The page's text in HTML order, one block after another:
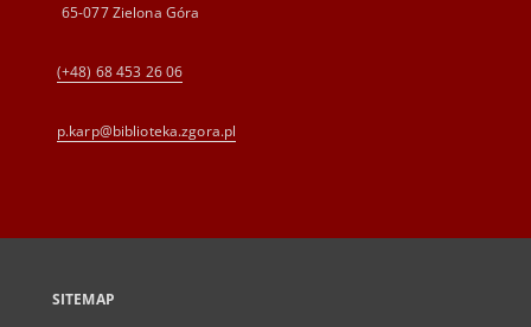
65-077 Zielona Góra
(+48) 68 453 26 06
p.karp@biblioteka.zgora.pl
SITEMAP